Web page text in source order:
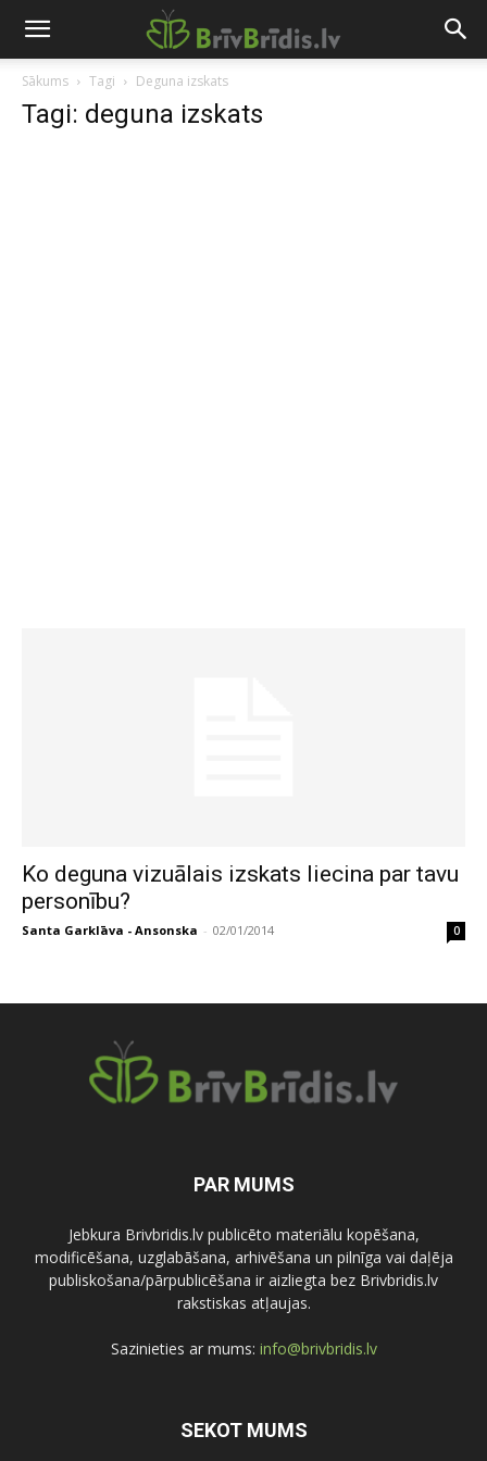
Sākums Tagi Deguna izskats
Tagi: deguna izskats
Ko deguna vizuālais izskats liecina par tavu
personību?
Santa Garklāva - Ansonska - 02/01/2014 0
PAR MUMS
Jebkura Brivbridis.lv publicēto materiālu kopēšana,
modificēšana, uzglabāšana, arhivēšana un pilnīga vai daļēja
publiskošana/pārpublicēšana ir aizliegta bez Brivbridis.lv
rakstiskas atļaujas.
Sazinieties ar mums: info@brivbridis.lv
SEKOT MUMS